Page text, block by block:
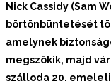
Nick Cassidy (Sam
börtönbüntetését
amelynek
megszökik, majd
szálloda 20.